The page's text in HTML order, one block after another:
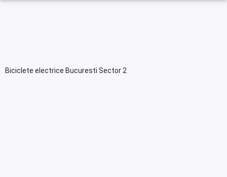
Biciclete electrice Bucuresti Sector 2